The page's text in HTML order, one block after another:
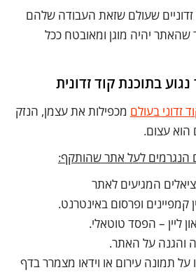
זדוניים שעולם שזאת העבודה שלהם
שהאתר יהיה מוגן ומאובטח ככל
בתוכנת קוד זדונית
זדוני בעולם מכפילות את עצמן, הנזק
הוא עצום.
הנגרמים לעל אתר שהותקף:
המגיעים לאתר
קמפיינים ופרסום באינטרנט.
ליין – הפסד טוטאלי.
והגנה על האתר.
תמונה עירום או וידאו מצמרר בדף